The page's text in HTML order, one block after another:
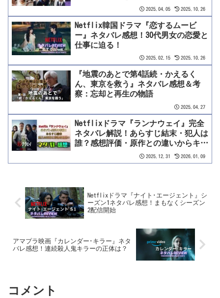
2025.04.05 2025.10.26
Netflix韓国ドラマ『恋するムービ
ー』ネタバレ感想！30代男女の恋愛と
仕事に迫る！
2025.02.15 2025.10.26
『地震のあとで第4話続・かえるく
ん、東京を救う』ネタバレ感想＆考
察：忘却と再生の物語
2025.04.27
Netflixドラマ『ランナウェイ』完全
ネタバレ解説！あらすじ結末・犯人は
誰？感想評価・原作との違いからキャ
スト相関図まで総まとめ【ハーラン・
コーベン】
2025.12.31 2026.01.09
Netflixドラマ『ナイト･エージェント』シ
ーズン1ネタバレ感想！まもなくシーズン
2配信開始
アマプラ映画『カレンダー･キラー』ネタ
バレ感想！連続殺人鬼キラーの正体は？
コメント